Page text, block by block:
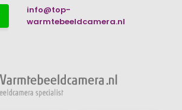
info@top-
warmtebeeldcamera.nl